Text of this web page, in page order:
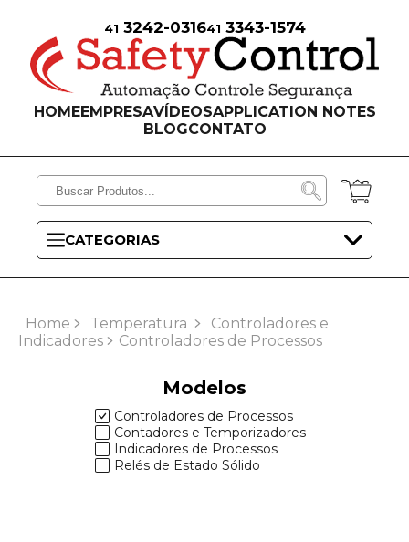
41 3242-031641 3343-1574
HOMEEMPRESAVÍDEOSAPPLICATION NOTES
BLOGCONTATO
CATEGORIAS
Home Temperatura
Controladores e
Indicadores
Controladores de Processos
Modelos
Controladores de Processos
Contadores e Temporizadores
Indicadores de Processos
Relés de Estado Sólido